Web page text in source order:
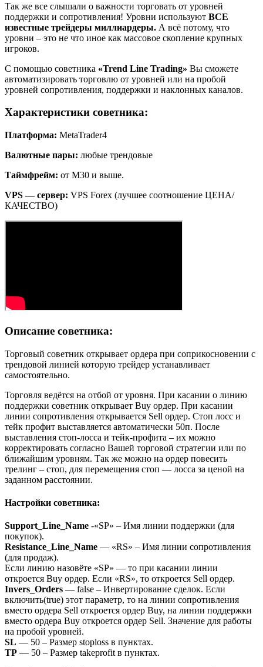
Так же все слышали о важности торговать от уровней
поддержки и сопротивления! Уровни используют ВСЕ
известные трейдеры миллиардеры. А всё потому, что
уровни – это не что иное как массовое скопление крупных
игроков.
С помощью советника «Trend Line Trading» Вы сможете
автоматизировать торговлю от уровней или на пробой
уровней сопротивления, поддержки и наклонных каналов.
Характеристики советника:
Платформа: MetaTrader4
Валютные пары: любые трендовые
Таймфрейм: от М30 и выше.
VPS — сервер: VPS Forex (лучшее соотношение ЦЕНА/
КАЧЕСТВО)
Описание советника:
Торговый советник открывает ордера при соприкосновении с
трендовой линией которую трейдер устанавливает
самостоятельно.
Торговля ведётся на отбой от уровня. При касании о линию
поддержки советник открывает Buy ордер. При касании
линии сопротивления открывается Sell ордер. Стоп лосс и
тейк профит выставляется автоматически 50п. После
выставления стоп-лосса и тейк-профита – их можно
корректировать согласно Вашей торговой стратегии или по
ближайшим уровням. Так же можно на ордер повесить
трелинг – стоп, для перемещения стоп — лосса за ценой на
заданном расстоянии.
Настройки советника:
Support_Line_Name -«SP» – Имя линии поддержки (для
покупок).
Resistance_Line_Name — «RS» – Имя линии сопротивления
(для продаж).
Если линию назовёте «SP» — то при касании линии
откроется Buy ордер. Если «RS», то откроется Sell ордер.
Invers_Orders — false – Инвертирование сделок. Если
включить(true) этот параметр, то на линии сопротивления
вместо ордера Sell откроется ордер Buy, на линии поддержки
вместо ордера Buy откроется ордер Sell. Значение для работы
на пробой уровней.
SL — 50 – Размер stoploss в пунктах.
TP — 50 – Размер takeprofit в пунктах.